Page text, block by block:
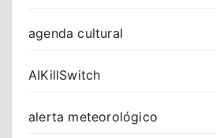
agenda cultural
AIKillSwitch
alerta meteorológico